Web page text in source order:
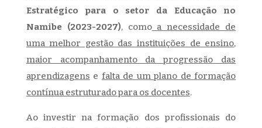
Estratégico para o setor da Educação no
Namibe (2023-2027), comoa necessidade de
uma melhor gestão das instituições de ensino,
maior acompanhamento da progressão das
aprendizagens e falta de um plano de formação
contínua estruturado para os docentes.
Ao investir na formação dos profissionais do